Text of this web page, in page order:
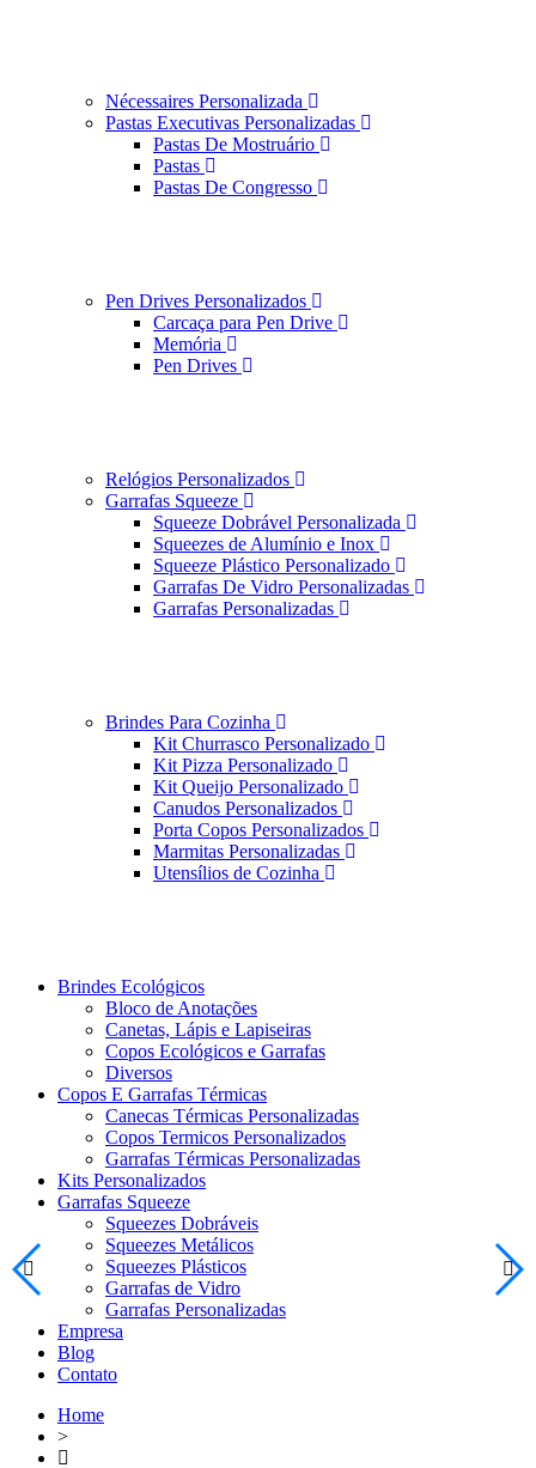
Nécessaires Personalizada
Pastas Executivas Personalizadas
Pastas De Mostruário
Pastas
Pastas De Congresso
Pen Drives Personalizados
Carcaça para Pen Drive
Memória
Pen Drives
Relógios Personalizados
Garrafas Squeeze
Squeeze Dobrável Personalizada
Squeezes de Alumínio e Inox
Squeeze Plástico Personalizado
Garrafas De Vidro Personalizadas
Garrafas Personalizadas
Brindes Para Cozinha
Kit Churrasco Personalizado
Kit Pizza Personalizado
Kit Queijo Personalizado
Canudos Personalizados
Porta Copos Personalizados
Marmitas Personalizadas
Utensílios de Cozinha
Brindes Ecológicos
Bloco de Anotações
Canetas, Lápis e Lapiseiras
Copos Ecológicos e Garrafas
Diversos
Copos E Garrafas Térmicas
Canecas Térmicas Personalizadas
Copos Termicos Personalizados
Garrafas Térmicas Personalizadas
Kits Personalizados
Garrafas Squeeze
Squeezes Dobráveis
Squeezes Metálicos
Squeezes Plásticos
Garrafas de Vidro
Garrafas Personalizadas
Empresa
Blog
Contato
Home
>